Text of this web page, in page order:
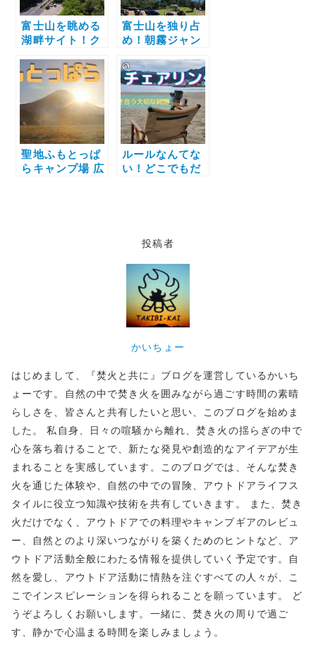
富士山を眺める
湖畔サイト！ク
浴場入り放題
【山中湖フォレ
ストコテージ】
でソロキャンプ
富士山を独り占
め！朝霧ジャン
ベート空間で癒
しのキャンプ☆
流れ星を見上げ
るチェアリング
聖地ふもとっぱ
らキャンプ場 広
ルールなんてな
い！どこでもだ
投稿者
かいちょー
はじめまして、『焚火と共に』ブログを運営しているかいち
ょーです。自然の中で焚き火を囲みながら過ごす時間の素晴
らしさを、皆さんと共有したいと思い、このブログを始めま
した。 私自身、日々の喧騒から離れ、焚き火の揺らぎの中で
心を落ち着けることで、新たな発見や創造的なアイデアが生
まれることを実感しています。このブログでは、そんな焚き
火を通じた体験や、自然の中での冒険、アウトドアライフス
タイルに役立つ知識や技術を共有していきます。 また、焚き
火だけでなく、アウトドアでの料理やキャンプギアのレビュ
ー、自然とのより深いつながりを築くためのヒントなど、ア
ウトドア活動全般にわたる情報を提供していく予定です。自
然を愛し、アウトドア活動に情熱を注ぐすべての人々が、こ
こでインスピレーションを得られることを願っています。 ど
うぞよろしくお願いします。一緒に、焚き火の周りで過ご
す、静かで心温まる時間を楽しみましょう。